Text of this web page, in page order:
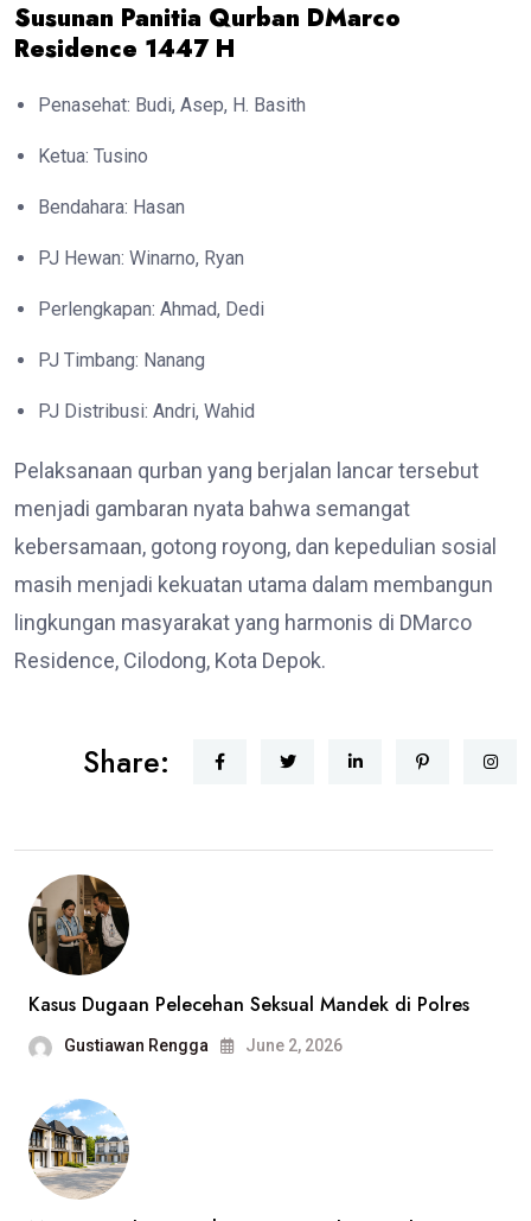
Susunan Panitia Qurban DMarco
Residence 1447 H
Penasehat: Budi, Asep, H. Basith
Ketua: Tusino
Bendahara: Hasan
PJ Hewan: Winarno, Ryan
Perlengkapan: Ahmad, Dedi
PJ Timbang: Nanang
PJ Distribusi: Andri, Wahid
Pelaksanaan qurban yang berjalan lancar tersebut
menjadi gambaran nyata bahwa semangat
kebersamaan, gotong royong, dan kepedulian sosial
masih menjadi kekuatan utama dalam membangun
lingkungan masyarakat yang harmonis di DMarco
Residence, Cilodong, Kota Depok.
Share:
Kasus Dugaan Pelecehan Seksual Mandek di Polres
Gustiawan Rengga June 2, 2026